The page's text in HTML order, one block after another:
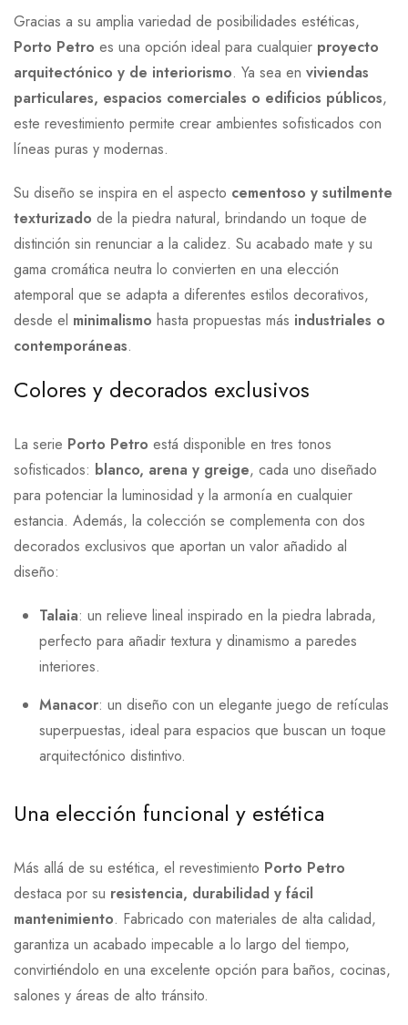
Gracias a su amplia variedad de posibilidades estéticas,
Porto Petro es una opción ideal para cualquier proyecto
arquitectónico y de interiorismo. Ya sea en viviendas
particulares, espacios comerciales o edificios públicos,
este revestimiento permite crear ambientes sofisticados con
líneas puras y modernas.
Su diseño se inspira en el aspecto cementoso y sutilmente
texturizado de la piedra natural, brindando un toque de
distinción sin renunciar a la calidez. Su acabado mate y su
gama cromática neutra lo convierten en una elección
atemporal que se adapta a diferentes estilos decorativos,
desde el minimalismo hasta propuestas más industriales o
contemporáneas.
Colores y decorados exclusivos
La serie Porto Petro está disponible en tres tonos
sofisticados: blanco, arena y greige, cada uno diseñado
para potenciar la luminosidad y la armonía en cualquier
estancia. Además, la colección se complementa con dos
decorados exclusivos que aportan un valor añadido al
diseño:
Talaia: un relieve lineal inspirado en la piedra labrada,
perfecto para añadir textura y dinamismo a paredes
interiores.
Manacor: un diseño con un elegante juego de retículas
superpuestas, ideal para espacios que buscan un toque
arquitectónico distintivo.
Una elección funcional y estética
Más allá de su estética, el revestimiento Porto Petro
destaca por su resistencia, durabilidad y fácil
mantenimiento. Fabricado con materiales de alta calidad,
garantiza un acabado impecable a lo largo del tiempo,
convirtiéndolo en una excelente opción para baños, cocinas,
salones y áreas de alto tránsito.